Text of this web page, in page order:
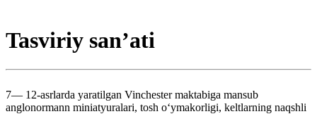
Tasviriy sanʼati
7— 12-asrlarda yaratilgan Vinchester maktabiga mansub
anglonormann miniatyuralari, tosh oʻymakorligi, keltlarning naqshli